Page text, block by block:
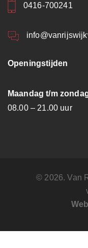
0416-700241
Openingstijden
Maandag t/m
08.00 – 21.00 uur
© 2026. Van